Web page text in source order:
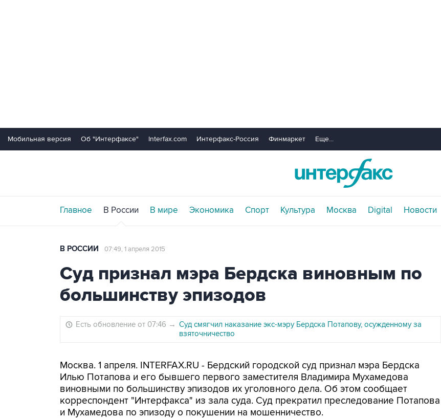
Мобильная версия Об "Интерфаксе" Interfax.com Интерфакс-Россия Финмаркет Еще...
Главное В России В мире Экономика Спорт Культура Москва Digital Новости
В РОССИИ 07:49, 1 апреля 2015
Суд признал мэра Бердска виновным по
большинству эпизодов
Есть обновление от 07:46 → Суд смягчил наказание экс-мэру Бердска Потапову, осужденному за
взяточничество
Москва. 1 апреля. INTERFAX.RU - Бердский городской суд признал мэра Бердска
Илью Потапова и его бывшего первого заместителя Владимира Мухамедова
виновными по большинству эпизодов их уголовного дела. Об этом сообщает
корреспондент "Интерфакса" из зала суда. Суд прекратил преследование Потапова
и Мухамедова по эпизоду о покушении на мошенничество.